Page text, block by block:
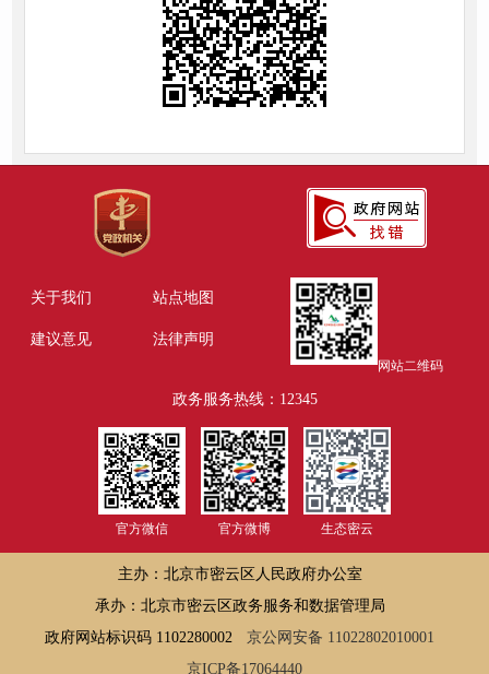
关于我们 站点地图
建议意见 法律声明
网站二维码
政务服务热线：12345
官方微信 官方微博 生态密云
主办：北京市密云区人民政府办公室
承办：北京市密云区政务服务和数据管理局
政府网站标识码 1102280002
京公网安备 11022802010001
京ICP备17064440